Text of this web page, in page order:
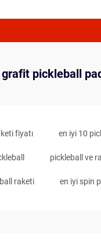
grafit pickleball
fiyatı en iyi 10
pickleball ve
raketi en iyi spin